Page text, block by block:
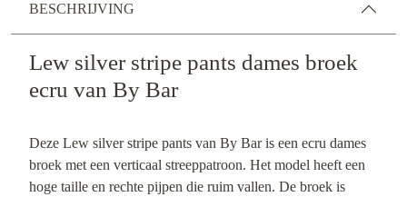
BESCHRIJVING
Lew silver stripe pants dames broek
ecru van By Bar
Deze Lew silver stripe pants van By Bar is een ecru dames
broek met een verticaal streeppatroon. Het model heeft een
hoge taille en rechte pijpen die ruim vallen. De broek is